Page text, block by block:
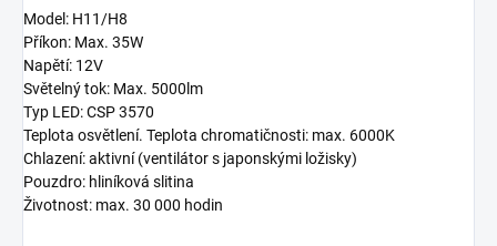
Model: H11/H8
Příkon: Max. 35W
Napětí: 12V
Světelný tok: Max. 5000lm
Typ LED: CSP 3570
Teplota osvětlení. Teplota chromatičnosti: max. 6000K
Chlazení: aktivní (ventilátor s japonskými ložisky)
Pouzdro: hliníková slitina
Životnost: max. 30 000 hodin